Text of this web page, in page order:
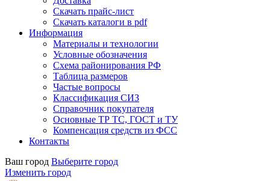
Скачать прайс-лист
Скачать каталоги в pdf
Информация
Материалы и технологии
Условные обозначения
Схема районирования РФ
Таблица размеров
Частые вопросы
Классификация СИЗ
Справочник покупателя
Основные ТР ТС, ГОСТ и ТУ
Компенсация средств из ФСС
Контакты
Ваш город Выберите город
Изменить город